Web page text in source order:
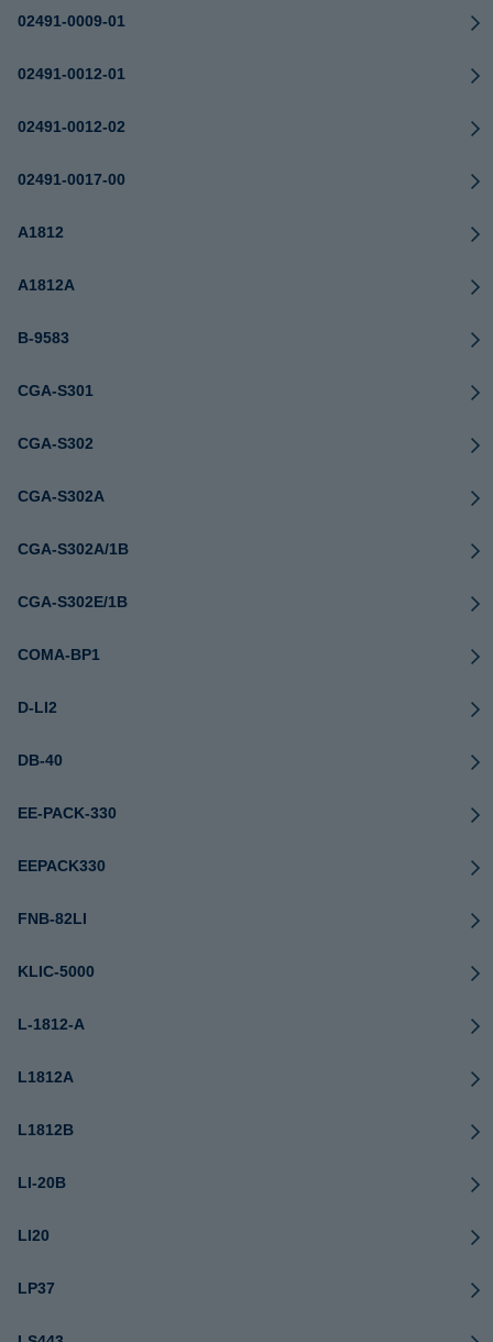
02491-0009-01
02491-0012-01
02491-0012-02
02491-0017-00
A1812
A1812A
B-9583
CGA-S301
CGA-S302
CGA-S302A
CGA-S302A/1B
CGA-S302E/1B
COMA-BP1
D-LI2
DB-40
EE-PACK-330
EEPACK330
FNB-82LI
KLIC-5000
L-1812-A
L1812A
L1812B
LI-20B
LI20
LP37